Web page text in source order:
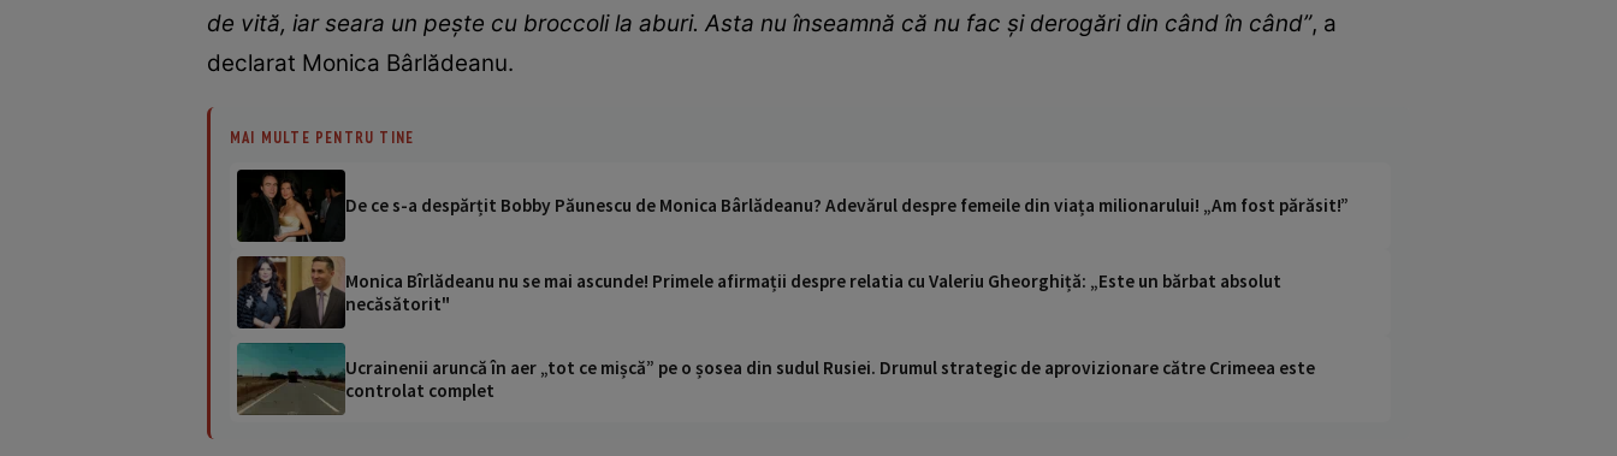
de vită, iar seara un peşte cu broccoli la aburi. Asta nu înseamnă că nu fac şi derogări din când în când”, a
declarat Monica Bârlădeanu.
MAI MULTE PENTRU TINE
De ce s-a despărțit Bobby Păunescu de Monica Bârlădeanu? Adevărul despre femeile din viața milionarului! „Am fost părăsit!”
Monica Bîrlădeanu nu se mai ascunde! Primele afirmații despre relatia cu Valeriu Gheorghiță: „Este un bărbat absolut
necăsătorit"
Ucrainenii aruncă în aer „tot ce mișcă” pe o șosea din sudul Rusiei. Drumul strategic de aprovizionare către Crimeea este
controlat complet